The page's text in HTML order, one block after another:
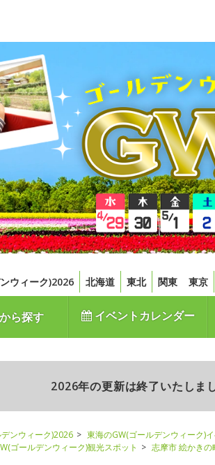
ウィーク)2026 北海道 東北 関東 東京
ら探す イベントカレンダー
2026年の更新は終了いたしま
ンウィーク)2026 東海のGW(ゴールデンウィーク)
ゴールデンウィーク)観光スポット
志摩市 絵かき